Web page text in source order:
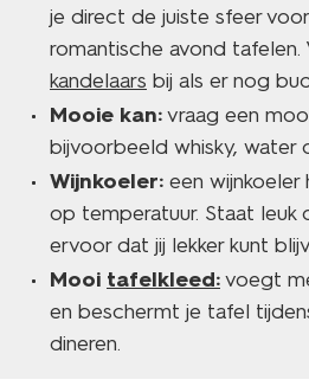
je direct de juiste sfeer
romantische avond tafelen.
kandelaars bij als er nog
Mooie kan:vraag een
bijvoorbeeld whisky, water
Wijnkoeler: een
op temperatuur. Staat
ervoor dat jij lekker kunt
Mooi tafelkleed:voegt
en beschermt je tafel
dineren.